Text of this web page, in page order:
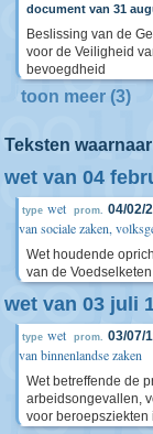
document van 31
Beslissing van de
voor de Veiligheid
bevoegdheid
toon meer (3)
Teksten
wet van 04
type wet prom. 04/02/
van sociale zaken,
Wet houdende
van de Voedselketen
wet van 03 juli
type wet prom. 03/07/
van binnenlandse zaken
Wet betreffende de
arbeidsongevallen,
voor beroepsziekten